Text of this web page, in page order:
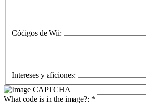
Códigos de Wii:
Intereses y aficiones:
What code is in the image?: *